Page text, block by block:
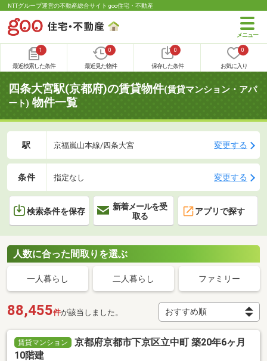
NTTグループ運営の不動産総合サイト goo住宅・不動産
1
最近検索した条件
0
最近見た物件
0
保存した条件
0
お気に入り
四条大宮駅(京都府)の賃貸物件(賃貸マンション・アパ
ート) 物件一覧
駅 京福嵐山本線/四条大宮 変更する
条件 指定なし 変更する
検索条件を保存
新着メールを受
取る
アプリで探す
人数に合った間取りを選ぶ
一人暮らし 二人暮らし ファミリー
88,455件が該当しました。
賃貸マンション
京都府京都市下京区立中町 築20年6ヶ月
10階建